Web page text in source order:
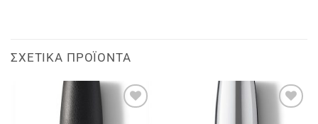
ΣΧΕΤΙΚΆ ΠΡΟΪΌΝΤΑ